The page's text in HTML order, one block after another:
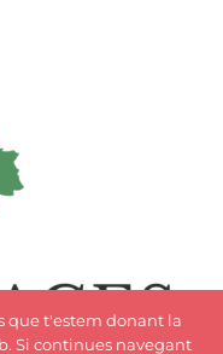
que t'estem donant la
Si continues navegant